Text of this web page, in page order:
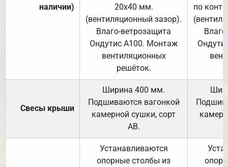
наличии)
20х40 мм.
(вентиляционный зазор).
Влаго-ветрозащита
Ондутис А100. Монтаж
вентиляционных
решёток.
по
Свесы крыши
Ширина 400 мм.
Подшиваются вагонкой
камерной сушки, сорт
АВ.
Устанавливаются
опорные столбы из